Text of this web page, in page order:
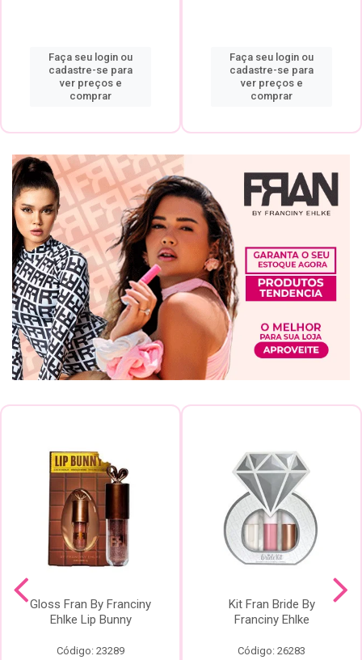
Faça seu login ou
cadastre-se para
ver preços e
comprar
Faça seu login ou
cadastre-se para
ver preços e
comprar
Gloss Fran By Franciny
Ehlke Lip Bunny
Código: 23289
Kit Fran Bride By
Franciny Ehlke
Código: 26283